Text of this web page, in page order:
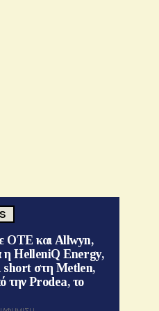
ΟΤΕ και Allwyn,
η HelleniQ Energy,
short στη Metlen,
την Prodea, το